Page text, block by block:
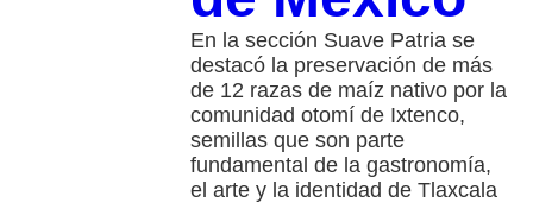
En la sección Suave Patria se
destacó la preservación de más
de 12 razas de maíz nativo por la
comunidad otomí de Ixtenco,
semillas que son parte
fundamental de la gastronomía,
el arte y la identidad de Tlaxcala